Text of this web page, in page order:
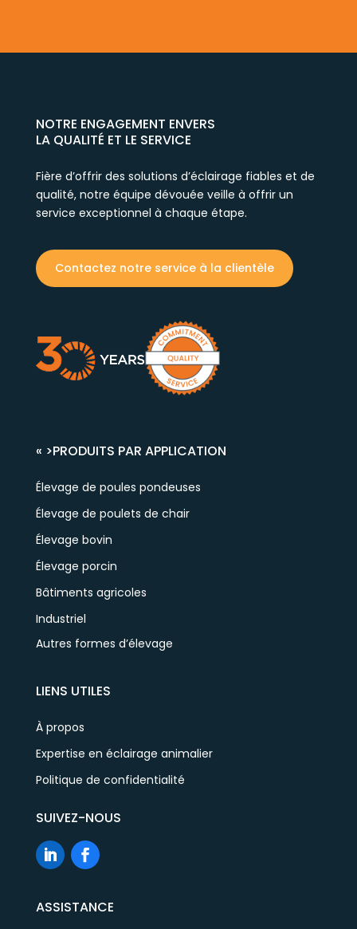
NOTRE ENGAGEMENT ENVERS
LA QUALITÉ ET LE SERVICE
Fière d’offrir des solutions d’éclairage fiables et de
qualité, notre équipe dévouée veille à offrir un
service exceptionnel à chaque étape.
Contactez notre service à la clientèle
« >PRODUITS PAR APPLICATION
Élevage de poules pondeuses
Élevage de poulets de chair
Élevage bovin
Élevage porcin
Bâtiments agricoles
Industriel
Autres formes d’élevage
LIENS UTILES
À propos
Expertise en éclairage animalier
Politique de confidentialité
SUIVEZ-NOUS
ASSISTANCE